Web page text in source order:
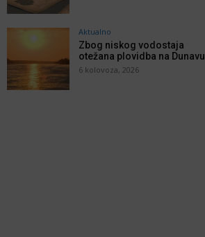
Aktualno
Zbog niskog vodostaja
otežana plovidba na Dunavu
6 kolovoza, 2026